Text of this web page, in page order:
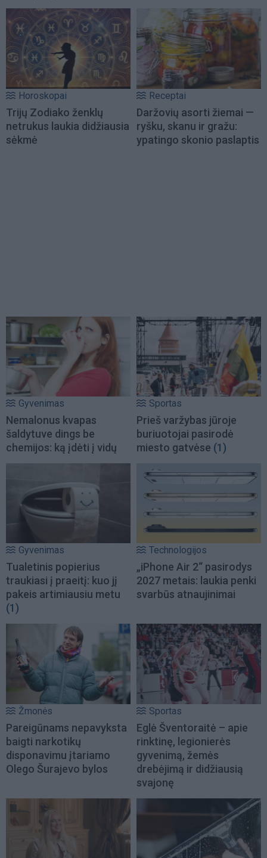
Horoskopai
Trijų Zodiako ženklų
netrukus laukia didžiausia
sėkmė
Receptai
Daržovių asorti žiemai —
ryšku, skanu ir gražu:
ypatingo skonio paslaptis
Gyvenimas
Nemalonus kvapas
šaldytuve dings be
chemijos: ką įdėti į vidų
Sportas
Prieš varžybas jūroje
buriuotojai pasirodė
miesto gatvėse (1)
Gyvenimas
Tualetinis popierius
traukiasi į praeitį: kuo jį
pakeis artimiausiu metu
(1)
Technologijos
„iPhone Air 2“ pasirodys
2027 metais: laukia penki
svarbūs atnaujinimai
Žmonės
Pareigūnams nepavyksta
baigti narkotikų
disponavimu įtariamo
Olego Šurajevo bylos
Sportas
Eglė Šventoraitė – apie
rinktinę, legionierės
gyvenimą, žemės
drebėjimą ir didžiausią
svajonę